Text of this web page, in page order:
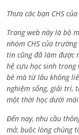
Thưa các bạn CHS
Trang web này là bộ
nhóm CHS của
tin cũng đã làm được
hệ cựu học sinh
bè mà từ lâu không
nghiệm sống, giải trí,
một thời học dưới
Đến nay, nhu cầu
mở, buộc lòng chúng